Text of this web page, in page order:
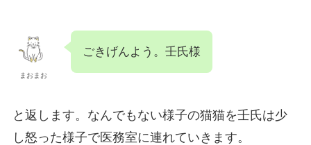
まおまお
ごきげんよう。壬氏様
と返します。なんでもない様子の猫猫を壬氏は少
し怒った様子で医務室に連れていきます。